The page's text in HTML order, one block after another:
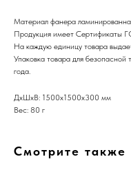
Материал фанера
Продукция имеет Сертификаты
На каждую единицу товара
Упаковка товара для
года.
ДxШxВ: 1500x1500x300 мм
Вес: 80 г
Смотрите также